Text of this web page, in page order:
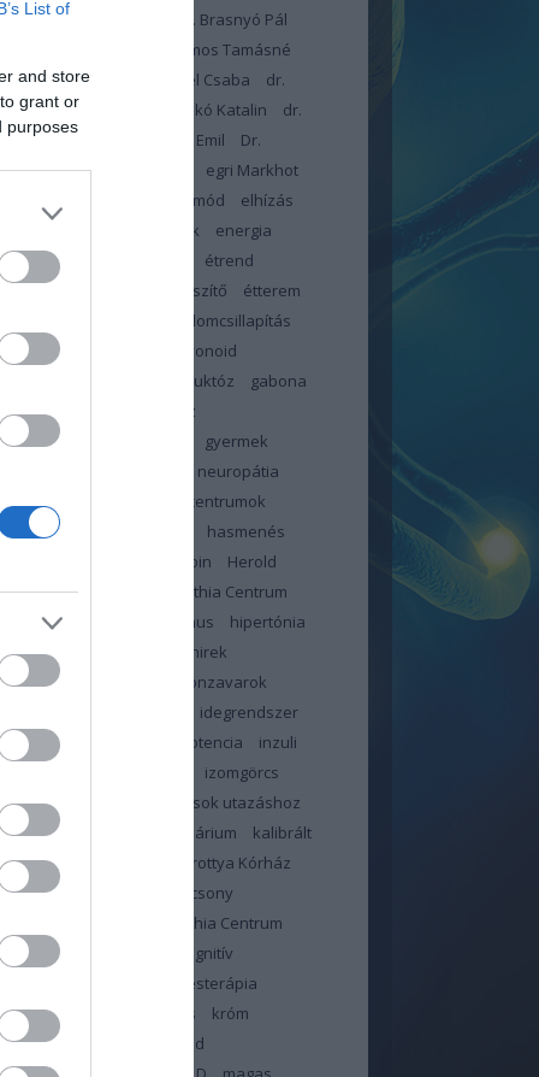
List of
and store
grant or
purposes
dr. Blatniczky László
Dr. Brasnyó Pál
Dr. Halmos Tamásné
Eleonóra
Dr. Lengyel Csaba
dr.
dr. Kiss Éva
Dr. Piczkó Katalin
dr.
István
dr. Toldy-Schedel Emil
Dr.
Tamás
egri Markhot
életmód
elhízás
emésztési panaszok
energia
étrend
kiegészítő
étrendkiegészítő
étterem
fájdalomcsillapítás
február
flavonoid
fruktóz
gabona
glikémiás index
glükóz
gyermek
gyermek neuropátia
gyermek neuropátia centrumok
gyümölcscukor
hasmenés
hemoglobin
Herold
Heves Megyei Neuropathia Centrum
hiperinzulinizmus
hipertónia
hirek
hormonzavarok
idegrendszer
immunrendszer impotencia
inzuli
izomgörcs
január
jó tanácsok utazáshoz
június kalendárium
kalibrált
kálium
Kanizsai Dorottya Kórház
orvossal
karácsony
Kelet-pesti Neuropathia Centrum
klór
kognitív
kognitív viselkedésterápia
kolin koronavírus
króm
lelki állóképesség
lipid